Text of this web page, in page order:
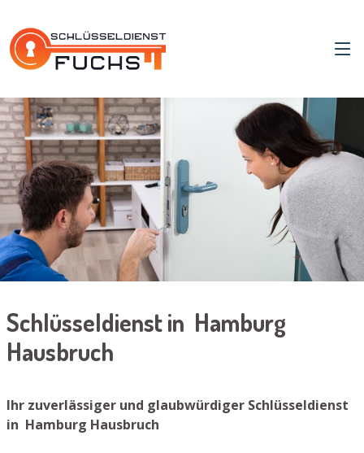
Schlüsseldienst in Hamburg
Hausbruch
Ihr zuverlässiger und glaubwürdiger Schlüsseldienst
in Hamburg Hausbruch